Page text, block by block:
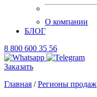
О компании
БЛОГ
8 800 600 35 56
Заказать
Главная /Регионы продаж